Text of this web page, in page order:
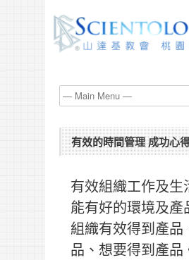
有效的時間管理 成功心
有效組織工作及生
能有好的環境及產
組織有效得到產品
品、想要得到產品